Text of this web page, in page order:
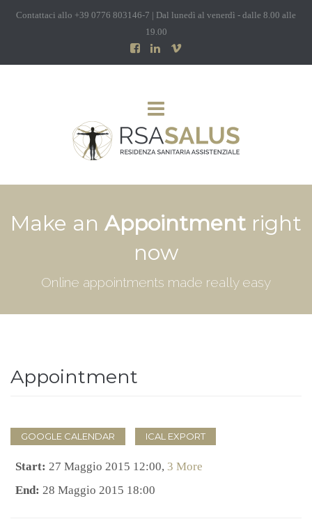
Contattaci allo +39 0776 803146-7 | Dal lunedì al venerdì - dalle 8.00 alle
19.00
Make an Appointment right
now
Online appointments made really easy
Appointment
GOOGLE CALENDAR ICAL EXPORT
Start: 27 Maggio 2015 12:00, 3 More
End: 28 Maggio 2015 18:00